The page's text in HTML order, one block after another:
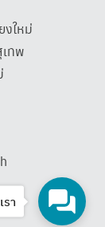
งใหม่
ทพ
า